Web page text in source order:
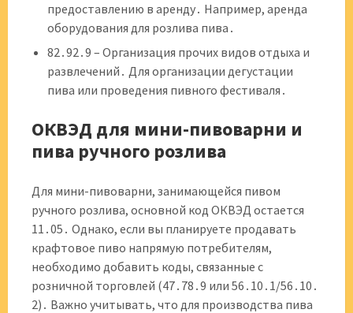
предоставлению в аренду․ Например, аренда
оборудования для розлива пива․
82․92․9 – Организация прочих видов отдыха и
развлечений․ Для организации дегустации
пива или проведения пивного фестиваля․
ОКВЭД для мини-пивоварни и
пива ручного розлива
Для мини-пивоварни, занимающейся пивом
ручного розлива, основной код ОКВЭД остается
11․05․ Однако, если вы планируете продавать
крафтовое пиво напрямую потребителям,
необходимо добавить коды, связанные с
розничной торговлей (47․78․9 или 56․10․1/56․10․
2)․ Важно учитывать, что для производства пива